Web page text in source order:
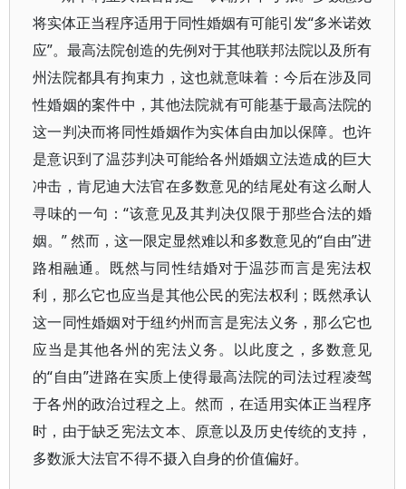
将实体正当程序适用于同性婚姻有可能引发“多米诺效
应”。最高法院创造的先例对于其他联邦法院以及所有
州法院都具有拘束力，这也就意味着：今后在涉及同
性婚姻的案件中，其他法院就有可能基于最高法院的
这一判决而将同性婚姻作为实体自由加以保障。也许
是意识到了温莎判决可能给各州婚姻立法造成的巨大
冲击，肯尼迪大法官在多数意见的结尾处有这么耐人
寻味的一句：“该意见及其判决仅限于那些合法的婚
姻。” 然而，这一限定显然难以和多数意见的“自由”进
路相融通。既然与同性结婚对于温莎而言是宪法权
利，那么它也应当是其他公民的宪法权利；既然承认
这一同性婚姻对于纽约州而言是宪法义务，那么它也
应当是其他各州的宪法义务。以此度之，多数意见
的“自由”进路在实质上使得最高法院的司法过程凌驾
于各州的政治过程之上。然而，在适用实体正当程序
时，由于缺乏宪法文本、原意以及历史传统的支持，
多数派大法官不得不摄入自身的价值偏好。